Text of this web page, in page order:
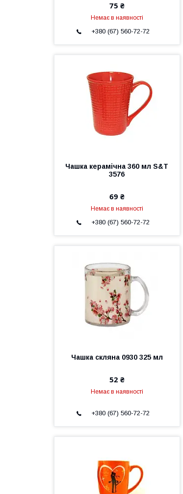
75 ₴
Немає в наявності
+380 (67) 560-72-72
Чашка керамічна 360 мл S&T
3576
69 ₴
Немає в наявності
+380 (67) 560-72-72
Чашка скляна 0930 325 мл
52 ₴
Немає в наявності
+380 (67) 560-72-72